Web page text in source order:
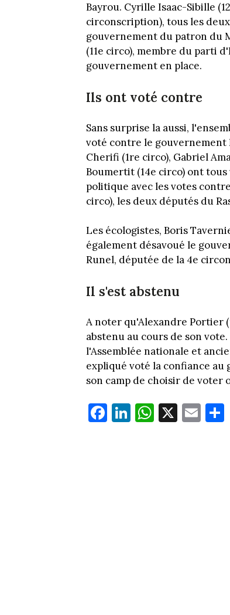
Bayrou. Cyrille Isaac-Sibille
circonscription), tous les
gouvernement du patron du
(11e circo), membre du parti
gouvernement en place.
Ils ont voté contre
Sans surprise la aussi,
voté contre le gouvernement
Cherifi (1re circo), Gabriel
Boumertit (14e circo) ont
politique avec les votes
circo), les deux députés du
Les écologistes, Boris
également désavoué le
Runel, députée de la 4e
Il s'est abstenu
A noter qu'Alexandre Portier
abstenu au cours de son
l'Assemblée nationale et
expliqué voté la confiance
son camp de choisir de voter
Fa
ce
Li
nk
W
ha
X E
m